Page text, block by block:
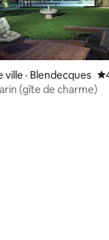
5, 160
ville · Blendecques
(gîte de charme)